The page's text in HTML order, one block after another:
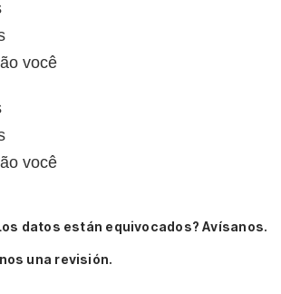
você
você
datos están equivocados? Avísanos.
una revisión.